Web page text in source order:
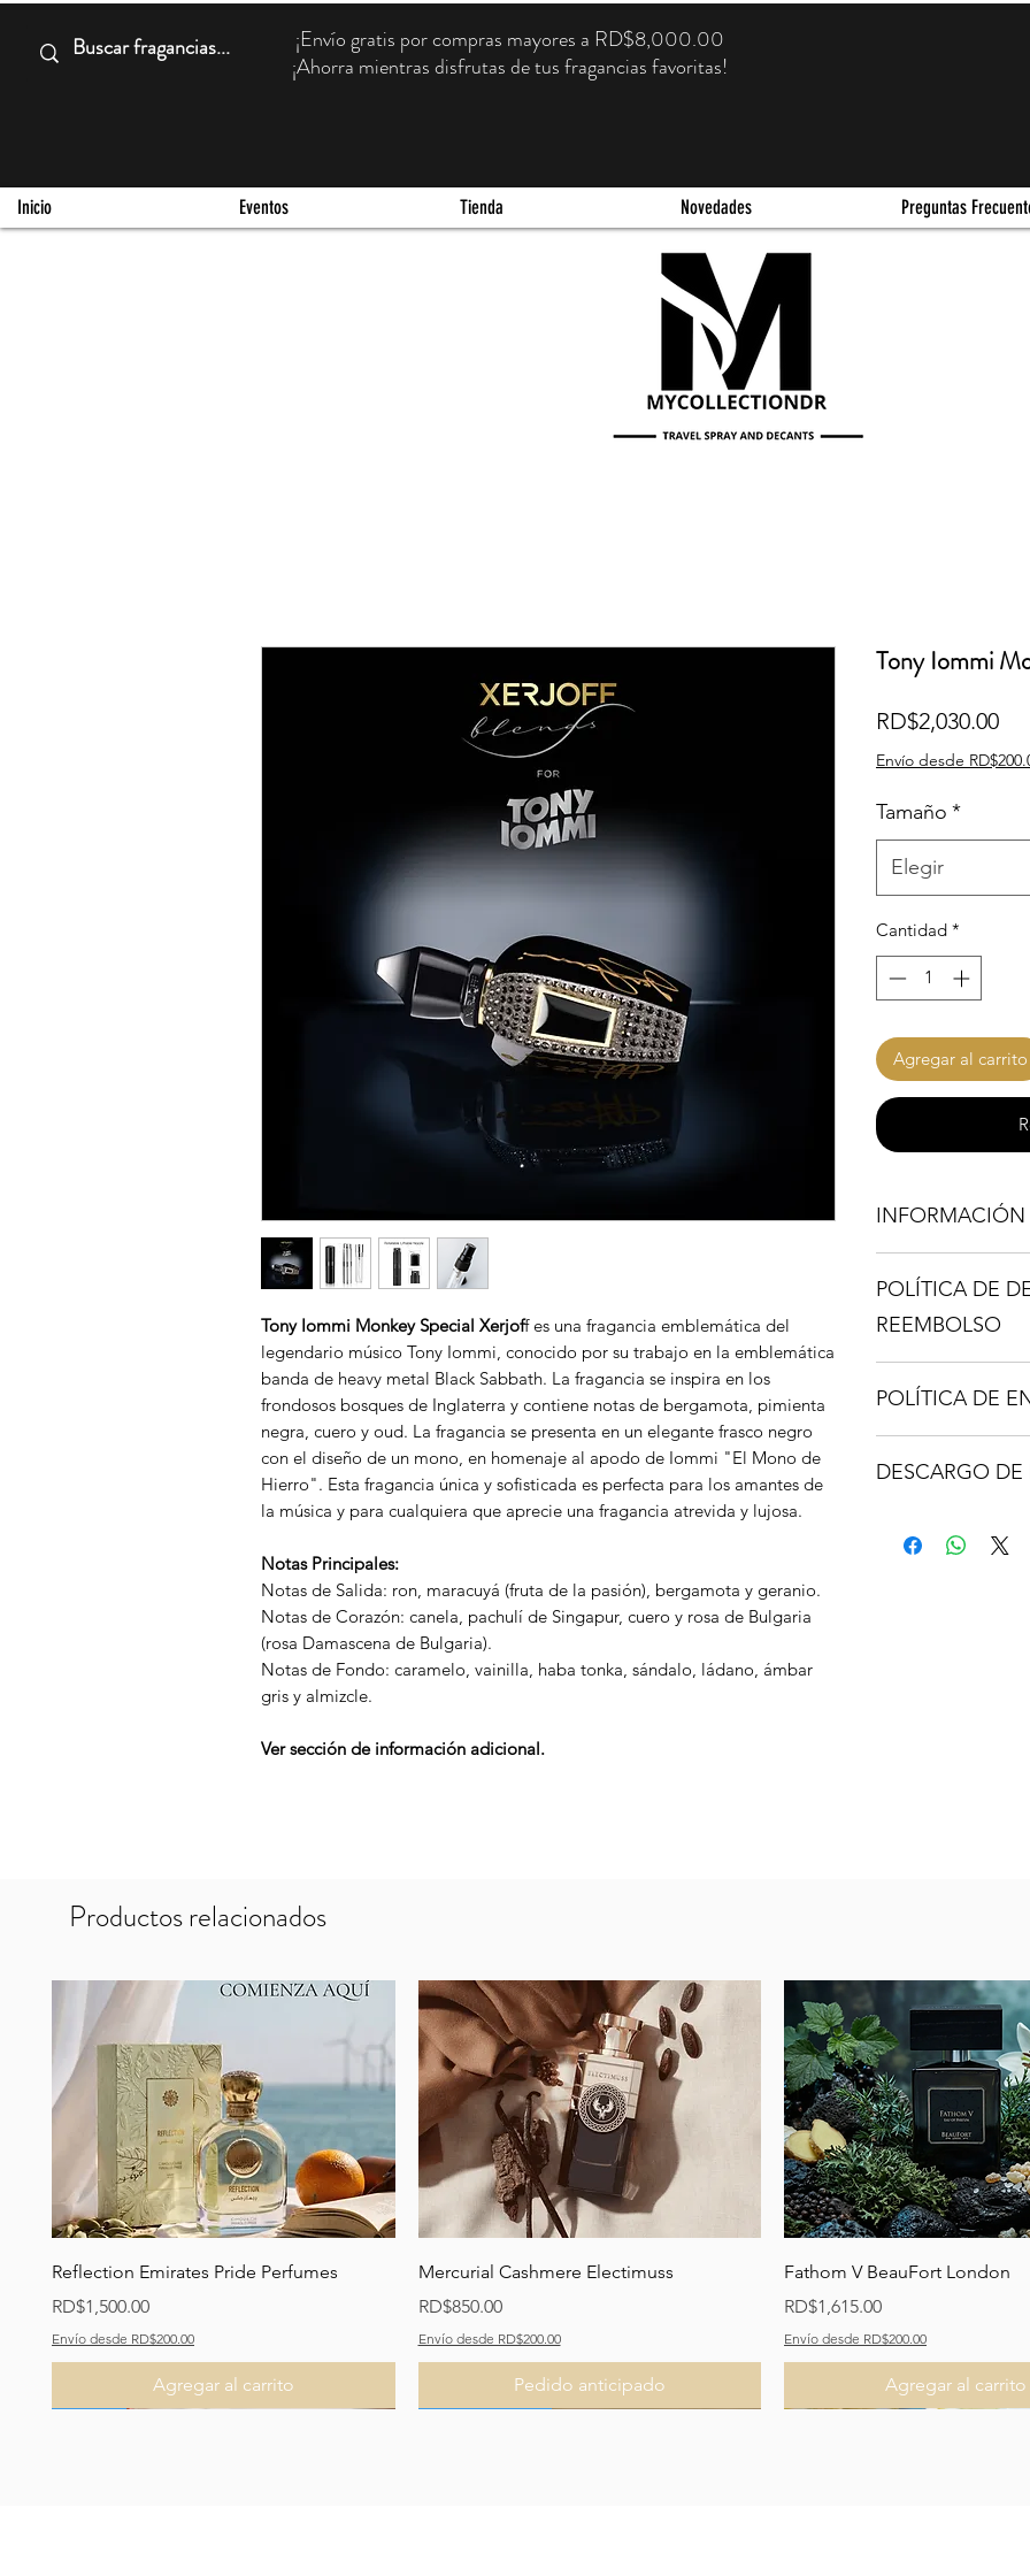
¡Envío gratis por compras mayores a RD$8,000.00
¡Ahorra mientras disfrutas de tus fragancias favoritas!
Inicio Eventos Tienda Novedades Preguntas
Tony Iommi Monkey Special Xerjoff es una fragancia emblemática del
legendario músico Tony Iommi, conocido por su trabajo en la emblemática
banda de heavy metal Black Sabbath. La fragancia se inspira en los
frondosos bosques de Inglaterra y contiene notas de bergamota, pimienta
negra, cuero y oud. La fragancia se presenta en un elegante frasco negro
con el diseño de un mono, en homenaje al apodo de Iommi "El Mono de
Hierro". Esta fragancia única y sofisticada es perfecta para los amantes de
la música y para cualquiera que aprecie una fragancia atrevida y lujosa.
Notas Principales:
Notas de Salida: ron, maracuyá (fruta de la pasión), bergamota y geranio.
Notas de Corazón: canela, pachulí de Singapur, cuero y rosa de Bulgaria
(rosa Damascena de Bulgaria).
Notas de Fondo: caramelo, vainilla, haba tonka, sándalo, ládano, ámbar
gris y almizcle.
Ver sección de información adicional.
Tony Iommi
RD$2,030.00
Envío desde
Tamaño *
Elegir
Cantidad *
Agregar al carrito
INFORMACIÓN
fragancia y deseas
una botella
Los Travel Spray
los mismo, estarán
nombre de la
nombre de las
POLÍTICA DE
REEMBOLSO
POLÍTICA DE
se puedan acceder
Deben ser
DESCARGO DE
de forma
Productos relacionados
Vista rápida
Reflection Emirates Pride Perfumes
Precio
RD$1,500.00
Envío desde RD$200.00
Agregar al carrito
Vista rápida
Mercurial Cashmere Electimuss
Precio
RD$850.00
Envío desde RD$200.00
Pedido anticipado
Vista rápida
Fathom V BeauFort London
Precio
RD$1,615.00
Envío desde RD$200.00
Agregar al carrito